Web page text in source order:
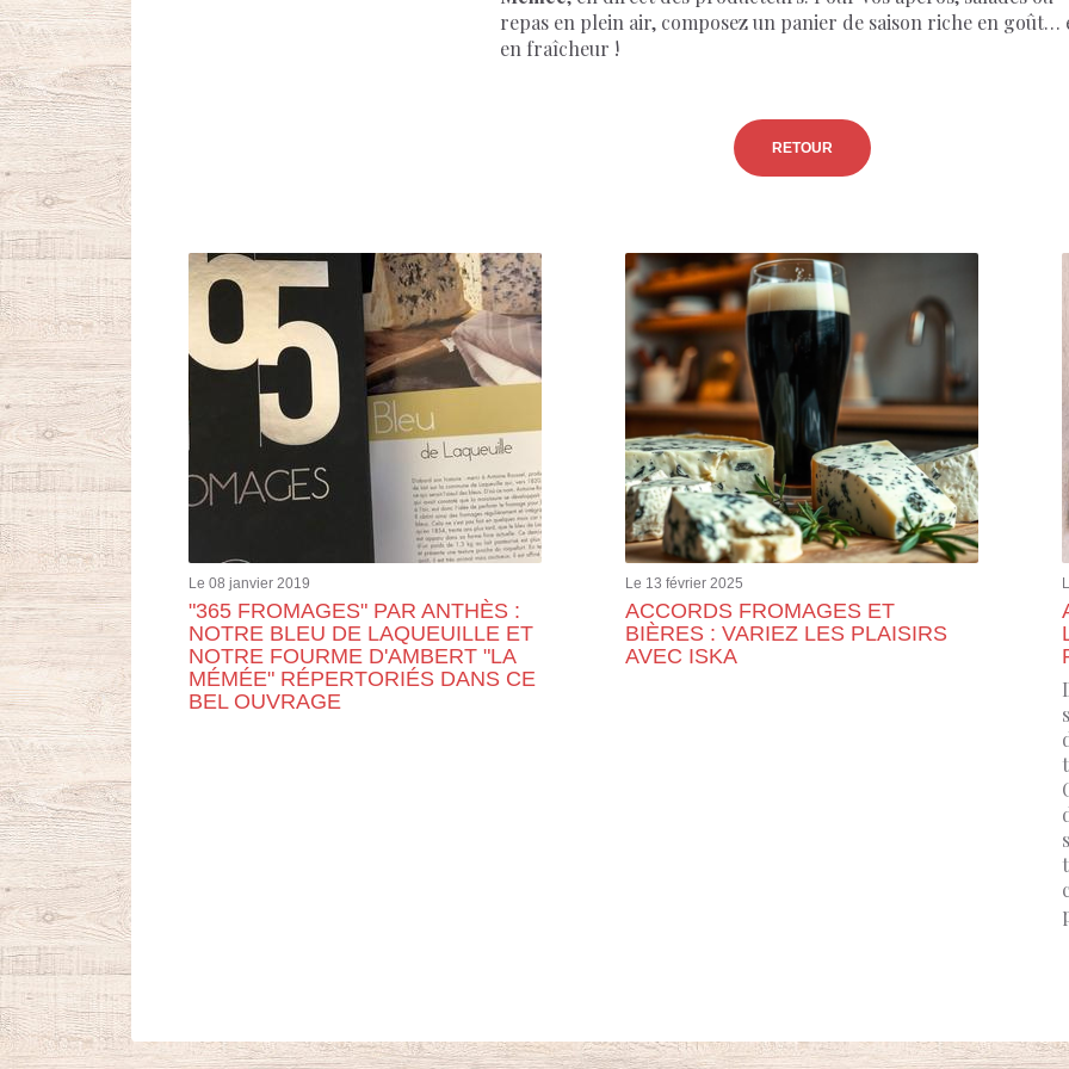
repas en plein air, composez un panier de saison riche en goût…
en fraîcheur !
RETOUR
Le 08 janvier 2019
"365 FROMAGES" PAR ANTHÈS :
NOTRE BLEU DE LAQUEUILLE ET
NOTRE FOURME D'AMBERT "LA
MÉMÉE" RÉPERTORIÉS DANS CE
BEL OUVRAGE
Le 13 février 2025
ACCORDS FROMAGES ET
BIÈRES : VARIEZ LES PLAISIRS
AVEC ISKA